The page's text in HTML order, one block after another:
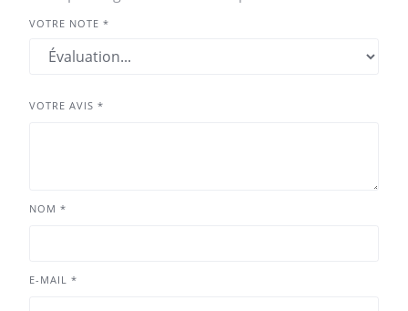
VOTRE NOTE *
VOTRE AVIS *
NOM *
E-MAIL *